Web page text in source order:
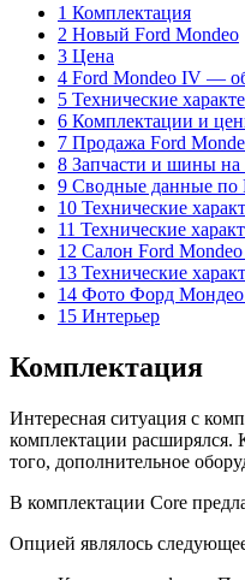
1 Комплектация
2 Новый Ford Mondeo
3 Цена
4 Ford Mondeo IV —
5 Технические
6 Комплектации и
7 Продажа Ford
8 Запчасти и шины на
9 Сводные данные по
10 Технические
11 Технические
12 Салон Ford Mondeo
13 Технические
14 Фото Форд Мондео
15 Интерьер
Комплектация
Интересная ситуация с
комплектации
того, дополнительное
В комплектации Core
Опцией являлось